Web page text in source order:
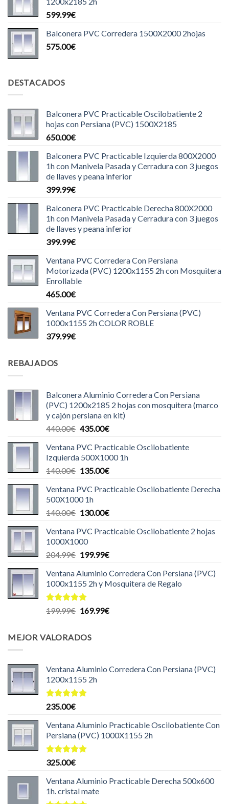
599.99€
Balconera PVC Corredera 1500X2000 2hojas
575.00€
DESTACADOS
Balconera PVC Practicable Oscilobatiente 2
hojas con Persiana (PVC) 1500X2185
650.00€
Balconera PVC Practicable Izquierda 800X2000
1h con Manivela Pasada y Cerradura con 3 juegos
de llaves y peana inferior
399.99€
Balconera PVC Practicable Derecha 800X2000
1h con Manivela Pasada y Cerradura con 3 juegos
de llaves y peana inferior
399.99€
Ventana PVC Corredera Con Persiana
Motorizada (PVC) 1200x1155 2h con Mosquitera
Enrollable
465.00€
Ventana PVC Corredera Con Persiana (PVC)
1000x1155 2h COLOR ROBLE
379.99€
REBAJADOS
Balconera Aluminio Corredera Con Persiana
(PVC) 1200x2185 2 hojas con mosquitera (marco
y cajón persiana en kit)
440.00€ El
original
era:
440.00€.
435.00€El
actual
es:
435.00€.
Ventana PVC Practicable Oscilobatiente
Izquierda 500X1000 1h
140.00€ El
original
era:
140.00€.
135.00€El
actual
135.00€.
Ventana PVC Practicable Oscilobatiente Derecha
500X1000 1h
140.00€ El
original
era:
140.00€.
130.00€El
actual
130.00€.
Ventana PVC Practicable Oscilobatiente 2 hojas
1000X1000
204.99€ El
original
era:
204.99€.
199.99€El
actual
es:
Ventana Aluminio Corredera Con Persiana (PVC)
1000x1155 2h y Mosquitera de Regalo
Valorado
199.99€ El
era:
169.99€El
MEJOR VALORADOS
Ventana Aluminio Corredera Con Persiana (PVC)
1200x1155 2h
Valorado
de 5
235.00€
Ventana Aluminio Practicable Oscilobatiente Con
Persiana (PVC) 1000X1155 2h
Valorado
de 5
325.00€
Ventana Aluminio Practicable Derecha 500x600
1h. cristal mate